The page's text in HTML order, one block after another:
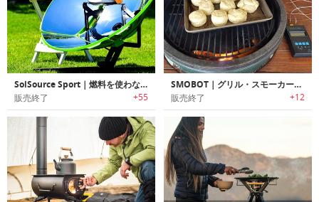
SolSource Sport｜燃料を使わないポータブルソーラーパワーグリル「ソルソーススポーツ」
販売終了 +55
SMOBOT｜グリル・スモーカーの温度を自動調整可能なロボットダンパーシステム「スモボット」
販売終了 +12